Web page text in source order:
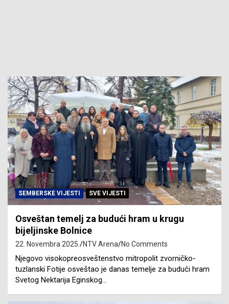
SEMBERSKE VIJESTI SVE VIJESTI
Osveštan temelj za budući hram u krugu
bijeljinske Bolnice
22. Novembra 2025. NTV Arena No Comments
Njegovo visokopreosveštenstvo mitropolit zvorničko-
tuzlanski Fotije osveštao je danas temelje za budući hram
Svetog Nektarija Eginskog…